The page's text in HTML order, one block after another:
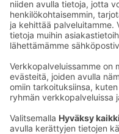
Sähköpostiosoitteet S-
etunimi.sukunimi@sok.fi
Seuraa meitä: